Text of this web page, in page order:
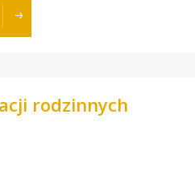
rodzinnych